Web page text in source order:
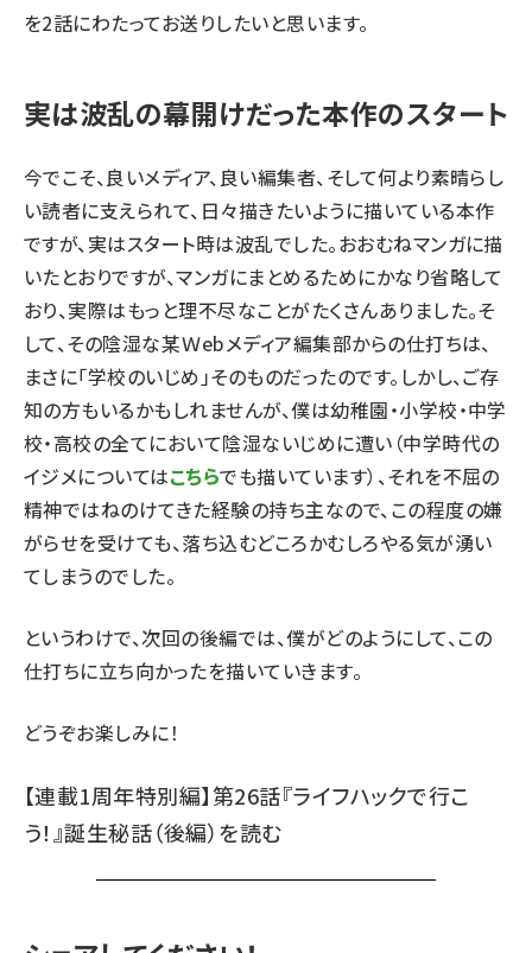
を2話にわたってお送りしたいと思います。
実は波乱の幕開けだった本作のスタート
今でこそ、良いメディア、良い編集者、そして何より素晴らし
い読者に支えられて、日々描きたいように描いている本作
ですが、実はスタート時は波乱でした。おおむねマンガに描
いたとおりですが、マンガにまとめるためにかなり省略して
おり、実際はもっと理不尽なことがたくさんありました。そ
して、その陰湿な某Ｗebメディア編集部からの仕打ちは、
まさに「学校のいじめ」そのものだったのです。しかし、ご存
知の方もいるかもしれませんが、僕は幼稚園・小学校・中学
校・高校の全てにおいて陰湿ないじめに遭い（中学時代の
イジメについてはこちらでも描いています）、それを不屈の
精神ではねのけてきた経験の持ち主なので、この程度の嫌
がらせを受けても、落ち込むどころかむしろやる気が湧い
てしまうのでした。
というわけで、次回の後編では、僕がどのようにして、この
仕打ちに立ち向かったを描いていきます。
どうぞお楽しみに！
【連載1周年特別編】第26話『ライフハックで行こ
う！』誕生秘話（後編）を読む